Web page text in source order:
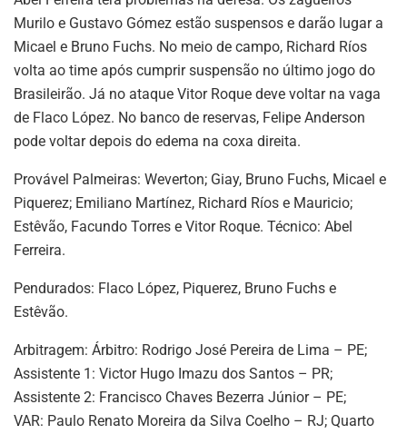
Murilo e Gustavo Gómez estão suspensos e darão lugar a
Micael e Bruno Fuchs. No meio de campo, Richard Ríos
volta ao time após cumprir suspensão no último jogo do
Brasileirão. Já no ataque Vitor Roque deve voltar na vaga
de Flaco López. No banco de reservas, Felipe Anderson
pode voltar depois do edema na coxa direita.
Provável Palmeiras: Weverton; Giay, Bruno Fuchs, Micael e
Piquerez; Emiliano Martínez, Richard Ríos e Mauricio;
Estêvão, Facundo Torres e Vitor Roque. Técnico: Abel
Ferreira.
Pendurados: Flaco López, Piquerez, Bruno Fuchs e
Estêvão.
Arbitragem: Árbitro: Rodrigo José Pereira de Lima – PE;
Assistente 1: Victor Hugo Imazu dos Santos – PR;
Assistente 2: Francisco Chaves Bezerra Júnior – PE;
VAR: Paulo Renato Moreira da Silva Coelho – RJ; Quarto